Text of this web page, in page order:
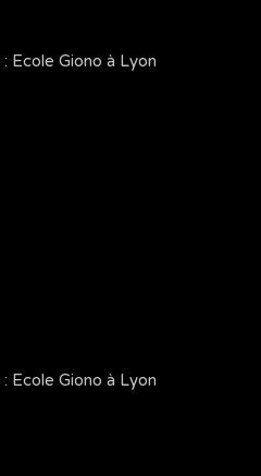
Ecole Giono à Lyon
Ecole Giono à Lyon